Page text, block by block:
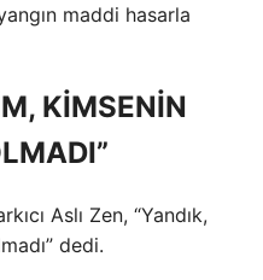
maddi hasarla
KİMSENİN
Aslı Zen, “Yandık,
dedi.